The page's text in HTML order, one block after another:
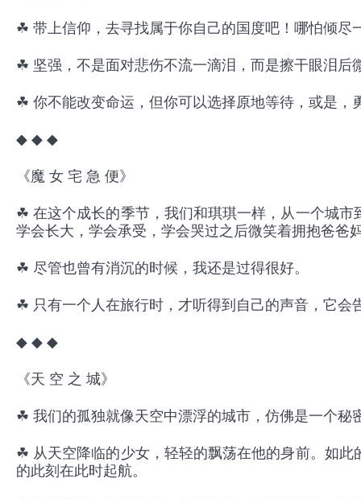
☘ 带上信仰，去寻找属于你自己的国度吧！哪怕倾尽
☘ 坚强，不是面对悲伤不流一滴泪，而是擦干眼泪后
☘ 你不能改变命运，但你可以选择原地等待，或是，
◆ ◆ ◆
《魔 女 宅 急 便》
☘ 在这个成长的季节，我们和琪琪一样，从一个城市
学会长大，学会承受，学会哭过之后微笑着拥抱爸爸
☘ 尽管也曾有消沉的时候，我还是过得很好。
☘ 只有一个人在旅行时，才听得到自己的声音，它会
◆ ◆ ◆
《天 空 之 城》
☘ 我们的孤独就像天空中漂浮的城市，仿佛是一个秘
☘ 从天空降临的少女，轻轻的飘荡在他的身前。如此
的此刻在此时起航。